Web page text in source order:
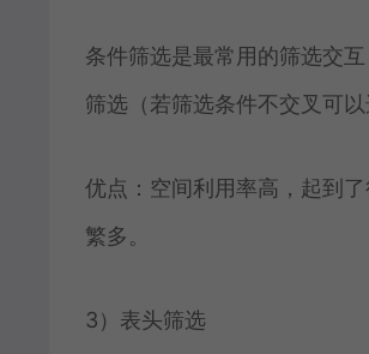
条件筛选是最常用的筛选交
筛选（若筛选条件不交叉可以
优点：空间利用率高，起到
繁多。
3）表头筛选